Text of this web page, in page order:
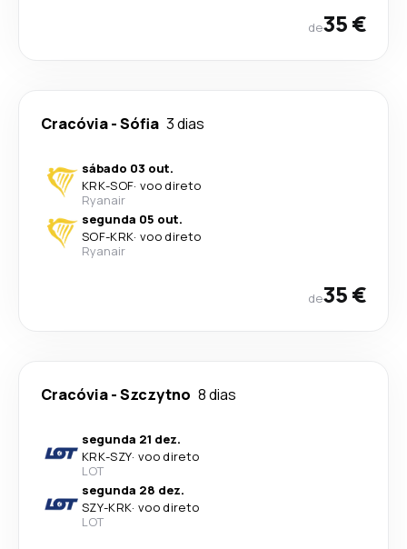
de35 €
Cracóvia-Sófia 3 dias
sábado 03 out.
KRK-SOF· voo direto
Ryanair
segunda 05 out.
SOF-KRK· voo direto
Ryanair
de35 €
Cracóvia-Szczytno 8 dias
segunda 21 dez.
KRK-SZY· voo direto
LOT
segunda 28 dez.
SZY-KRK· voo direto
LOT